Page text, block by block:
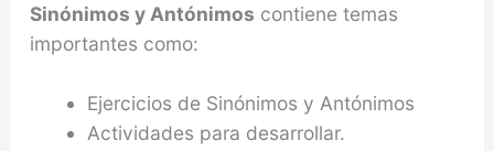
Sinónimos y Antónimos contiene temas
importantes como:
Ejercicios de Sinónimos y Antónimos
Actividades para desarrollar.